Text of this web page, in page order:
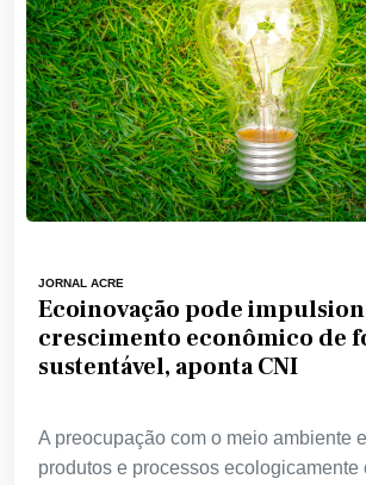
JORNAL ACRE
Ecoinovação pode
crescimento econômico de
sustentável, aponta CNI
A preocupação com o meio ambiente
produtos e processos ecologicamente